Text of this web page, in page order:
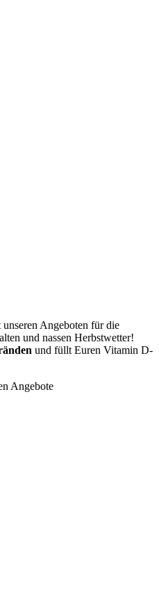
Angeboten für die
und nassen Herbstwetter!
und füllt Euren Vitamin D-
Angebote